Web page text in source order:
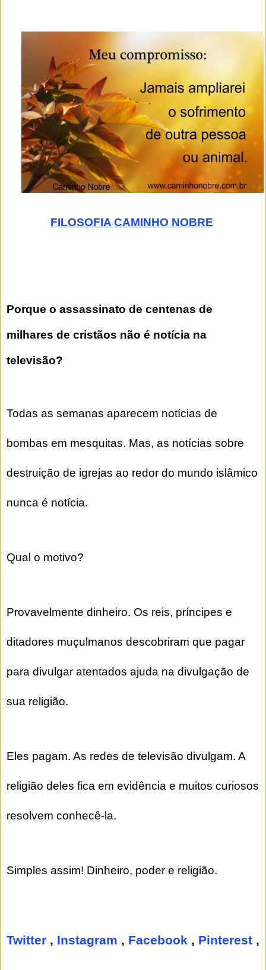
FILOSOFIA CAMINHO NOBRE
Porque o assassinato de centenas de
milhares de cristãos não é notícia na
televisão?
Todas as semanas aparecem notícias de
bombas em mesquitas. Mas, as notícias sobre
destruição de igrejas ao redor do mundo islâmico
nunca é notícia.
Qual o motivo?
Provavelmente dinheiro. Os reis, príncipes e
ditadores muçulmanos descobriram que pagar
para divulgar atentados ajuda na divulgação de
sua religião.
Eles pagam. As redes de televisão divulgam. A
religião deles fica em evidência e muitos curiosos
resolvem conhecê-la.
Simples assim! Dinheiro, poder e religião.
Twitter , Instagram , Facebook , Pinterest ,